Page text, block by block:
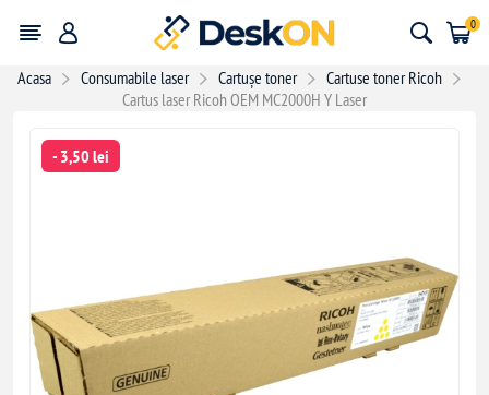
0
Acasa Consumabile laser Cartușe toner
Cartuse toner Ricoh
Cartus laser Ricoh OEM MC2000H Y Laser
- 3,50 lei